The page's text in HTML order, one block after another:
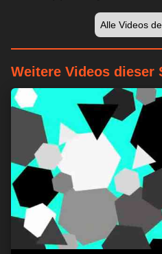
Alle Videos
Weitere Videos dieser